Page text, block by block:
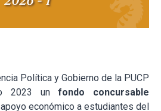
Política y Gobierno de la PUCP
2023 unfondo concursable
económico a estudiantes del